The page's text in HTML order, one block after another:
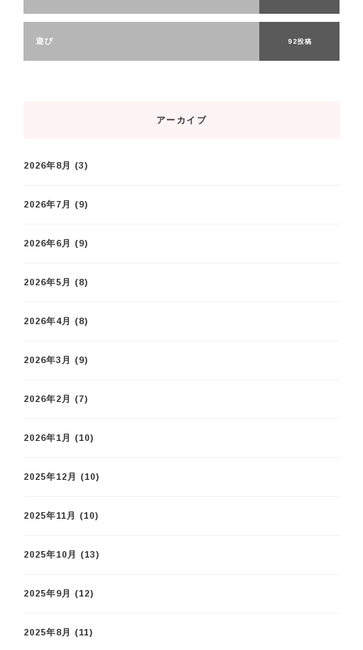
遊び 92投稿
アーカイブ
2026年8月 (3)
2026年7月 (9)
2026年6月 (9)
2026年5月 (8)
2026年4月 (8)
2026年3月 (9)
2026年2月 (7)
2026年1月 (10)
2025年12月 (10)
2025年11月 (10)
2025年10月 (13)
2025年9月 (12)
2025年8月 (11)